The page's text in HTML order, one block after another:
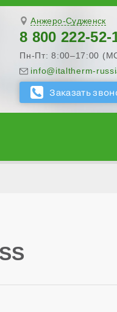
Анжеро-Судженск
8 800 222-52-
Пн-Пт: 8:00–17:00
info@italtherm-